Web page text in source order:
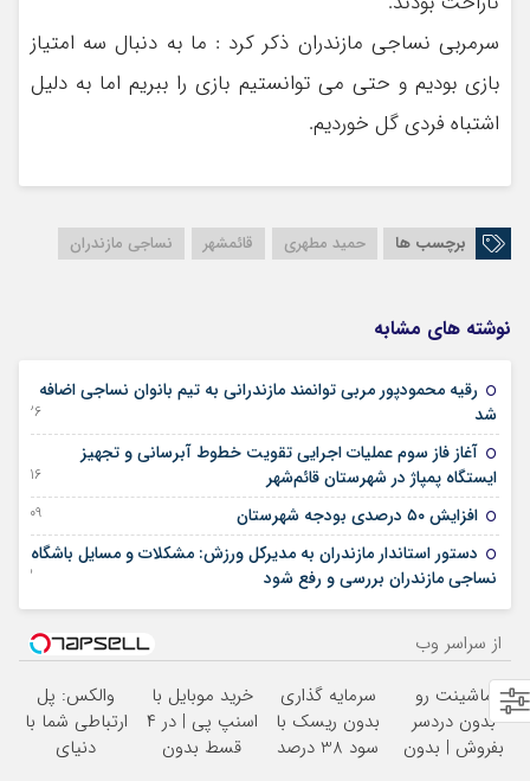
سرمربی نساجی مازندران ذکر کرد : ما به دنبال سه امتیاز
بازی بودیم و حتی می توانستیم بازی را ببریم اما به دلیل
اشتباه فردی گل خوردیم.
برچسب ها حميد مطهری قائمشهر نساجی مازندران
نوشته های مشابه
رقیه محمودپور مربی توانمند مازندرانی به تیم بانوان نساجی اضافه
شد
26 دسامبر 2025
آغاز فاز سوم عملیات اجرایی تقویت خطوط آبرسانی و تجهیز
ایستگاه پمپاژ در شهرستان قائم‌شهر
16 آگوست 2025
افزایش ۵۰ درصدی بودجه شهرستان 09 آگوست 2025
دستور استاندار مازندران به مدیرکل ورزش: مشکلات و مسایل باشگاه
نساجی مازندران بررسی و رفع شود
23 ژوئن 2024
از سراسر وب
ماشینت رو
بدون دردسر
بفروش | بدون
سرمایه گذاری
بدون ریسک با
سود 38 درصد
خرید موبایل با
اسنپ پی | در ۴
قسط بدون
والکس: پل
ارتباطی شما با
دنیای